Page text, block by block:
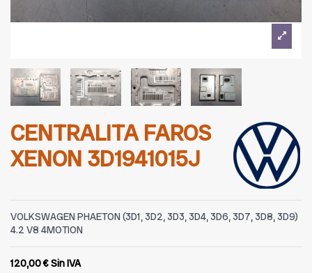
CENTRALITA FAROS
XENON 3D1941015J
VOLKSWAGEN PHAETON (3D1, 3D2, 3D3, 3D4, 3D6, 3D7, 3D8, 3D9)
4.2 V8 4MOTION
120,00 €Sin IVA